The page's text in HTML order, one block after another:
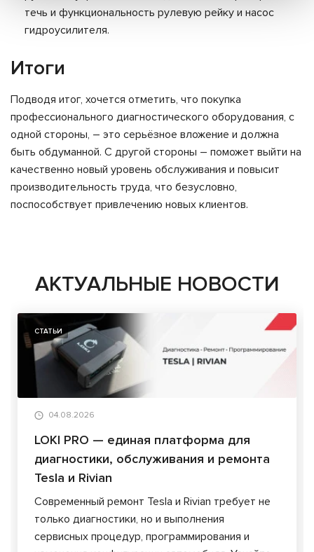
течь и функциональность рулевую рейку и насос
гидроусилителя.
Итоги
Подводя итог, хочется отметить, что покупка
профессионального диагностического оборудования, с
одной стороны, – это серьёзное вложение и должна
быть обдуманной. С другой стороны – поможет выйти на
качественно новый уровень обслуживания и повысит
производительность труда, что безусловно,
поспособствует привлечению новых клиентов.
АКТУАЛЬНЫЕ НОВОСТИ
СТАТЬИ
04.08.2026
LOKI PRO — единая платформа для
диагностики, обслуживания и ремонта
Tesla и Rivian
Современный ремонт Tesla и Rivian требует не
только диагностики, но и выполнения
сервисных процедур, программирования и